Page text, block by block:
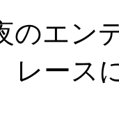
のエン
レース